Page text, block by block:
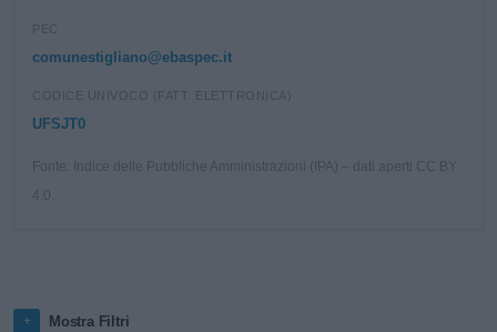
PEC
comunestigliano@ebaspec.it
CODICE UNIVOCO (FATT. ELETTRONICA)
UFSJT0
Fonte: Indice delle Pubbliche Amministrazioni (IPA) – dati aperti CC BY
Mostra Filtri